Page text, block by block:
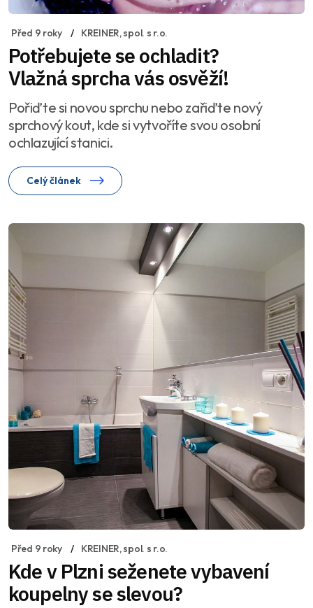
Před 9 roky KREINER, spol. s r.o.
Potřebujete se ochladit?
Vlažná sprcha vás osvěží!
Pořiďte si novou sprchu nebo zařiďte nový
sprchový kout, kde si vytvoříte svou osobní
ochlazující stanici.
Celý článek
Před 9 roky KREINER, spol. s r.o.
Kde v Plzni seženete vybavení
koupelny se slevou?